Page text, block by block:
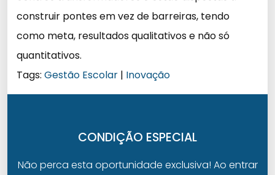
construir pontes em vez de barreiras, tendo
como meta, resultados qualitativos e não só
quantitativos.
Tags: Gestão Escolar | Inovação
CONDIÇÃO ESPECIAL
Não perca esta oportunidade exclusiva! Ao entrar